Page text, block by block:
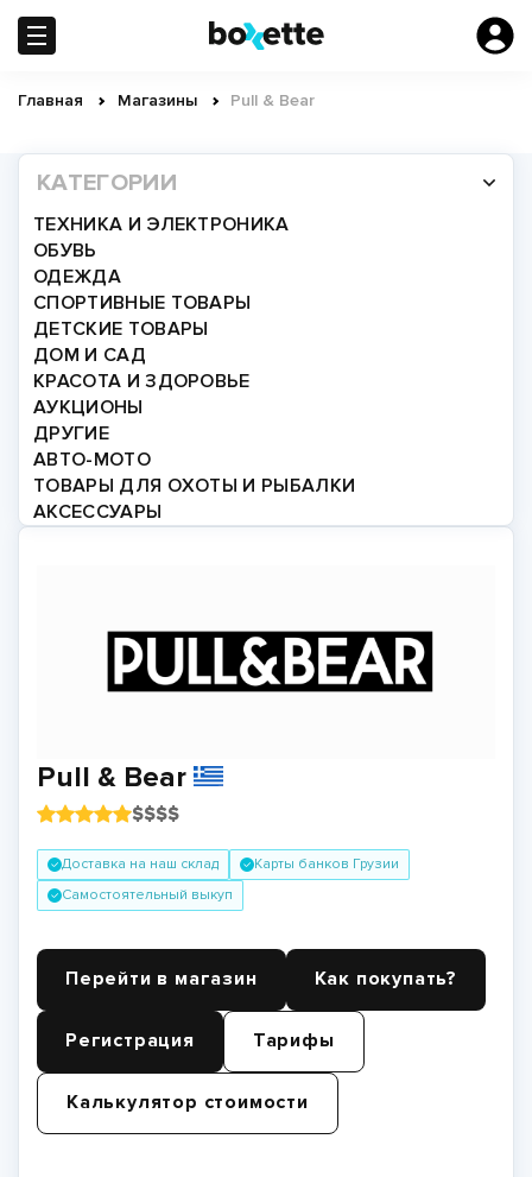
Перейти
содержанию
Строка
Главная Магазины Pull & Bear
КАТЕГОРИИ
ТЕХНИКА И ЭЛЕКТРОНИКА
ОБУВЬ
ОДЕЖДА
СПОРТИВНЫЕ ТОВАРЫ
ДЕТСКИЕ ТОВАРЫ
ДОМ И САД
КРАСОТА И ЗДОРОВЬЕ
АУКЦИОНЫ
ДРУГИЕ
АВТО-МОТО
ТОВАРЫ ДЛЯ ОХОТЫ И РЫБАЛКИ
АКСЕССУАРЫ
Pull & Bear
$$$$
Доставка на наш склад
Карты банков Грузии
Самостоятельный выкуп
Перейти в магазин Как покупать?
Регистрация Тарифы
Калькулятор стоимости